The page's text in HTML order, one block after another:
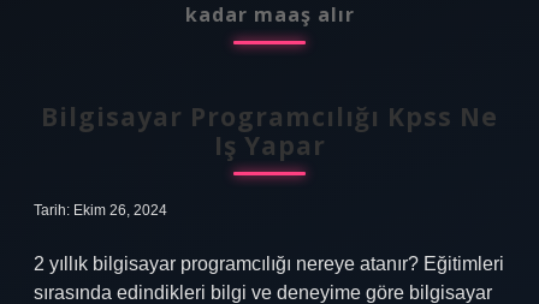
kadar maaş alır
Bilgisayar Programcılığı Kpss Ne
Iş Yapar
Tarih: Ekim 26, 2024
2 yıllık bilgisayar programcılığı nereye atanır? Eğitimleri
sırasında edindikleri bilgi ve deneyime göre bilgisayar